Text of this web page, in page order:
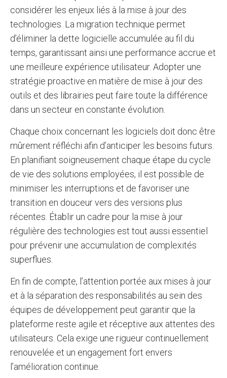
considérer les enjeux liés à la mise à jour des
technologies. La migration technique permet
d’éliminer la dette logicielle accumulée au fil du
temps, garantissant ainsi une performance accrue et
une meilleure expérience utilisateur. Adopter une
stratégie proactive en matière de mise à jour des
outils et des librairies peut faire toute la différence
dans un secteur en constante évolution.
Chaque choix concernant les logiciels doit donc être
mûrement réfléchi afin d’anticiper les besoins futurs.
En planifiant soigneusement chaque étape du cycle
de vie des solutions employées, il est possible de
minimiser les interruptions et de favoriser une
transition en douceur vers des versions plus
récentes. Établir un cadre pour la mise à jour
régulière des technologies est tout aussi essentiel
pour prévenir une accumulation de complexités
superflues.
En fin de compte, l’attention portée aux mises à jour
et à la séparation des responsabilités au sein des
équipes de développement peut garantir que la
plateforme reste agile et réceptive aux attentes des
utilisateurs. Cela exige une rigueur continuellement
renouvelée et un engagement fort envers
l’amélioration continue.